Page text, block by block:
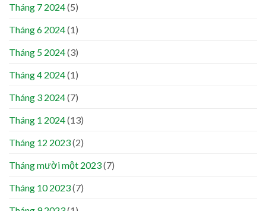
Tháng 7 2024(5)
Tháng 6 2024(1)
Tháng 5 2024(3)
Tháng 4 2024(1)
Tháng 3 2024(7)
Tháng 1 2024(13)
Tháng 12 2023(2)
Tháng mười một 2023(7)
Tháng 10 2023(7)